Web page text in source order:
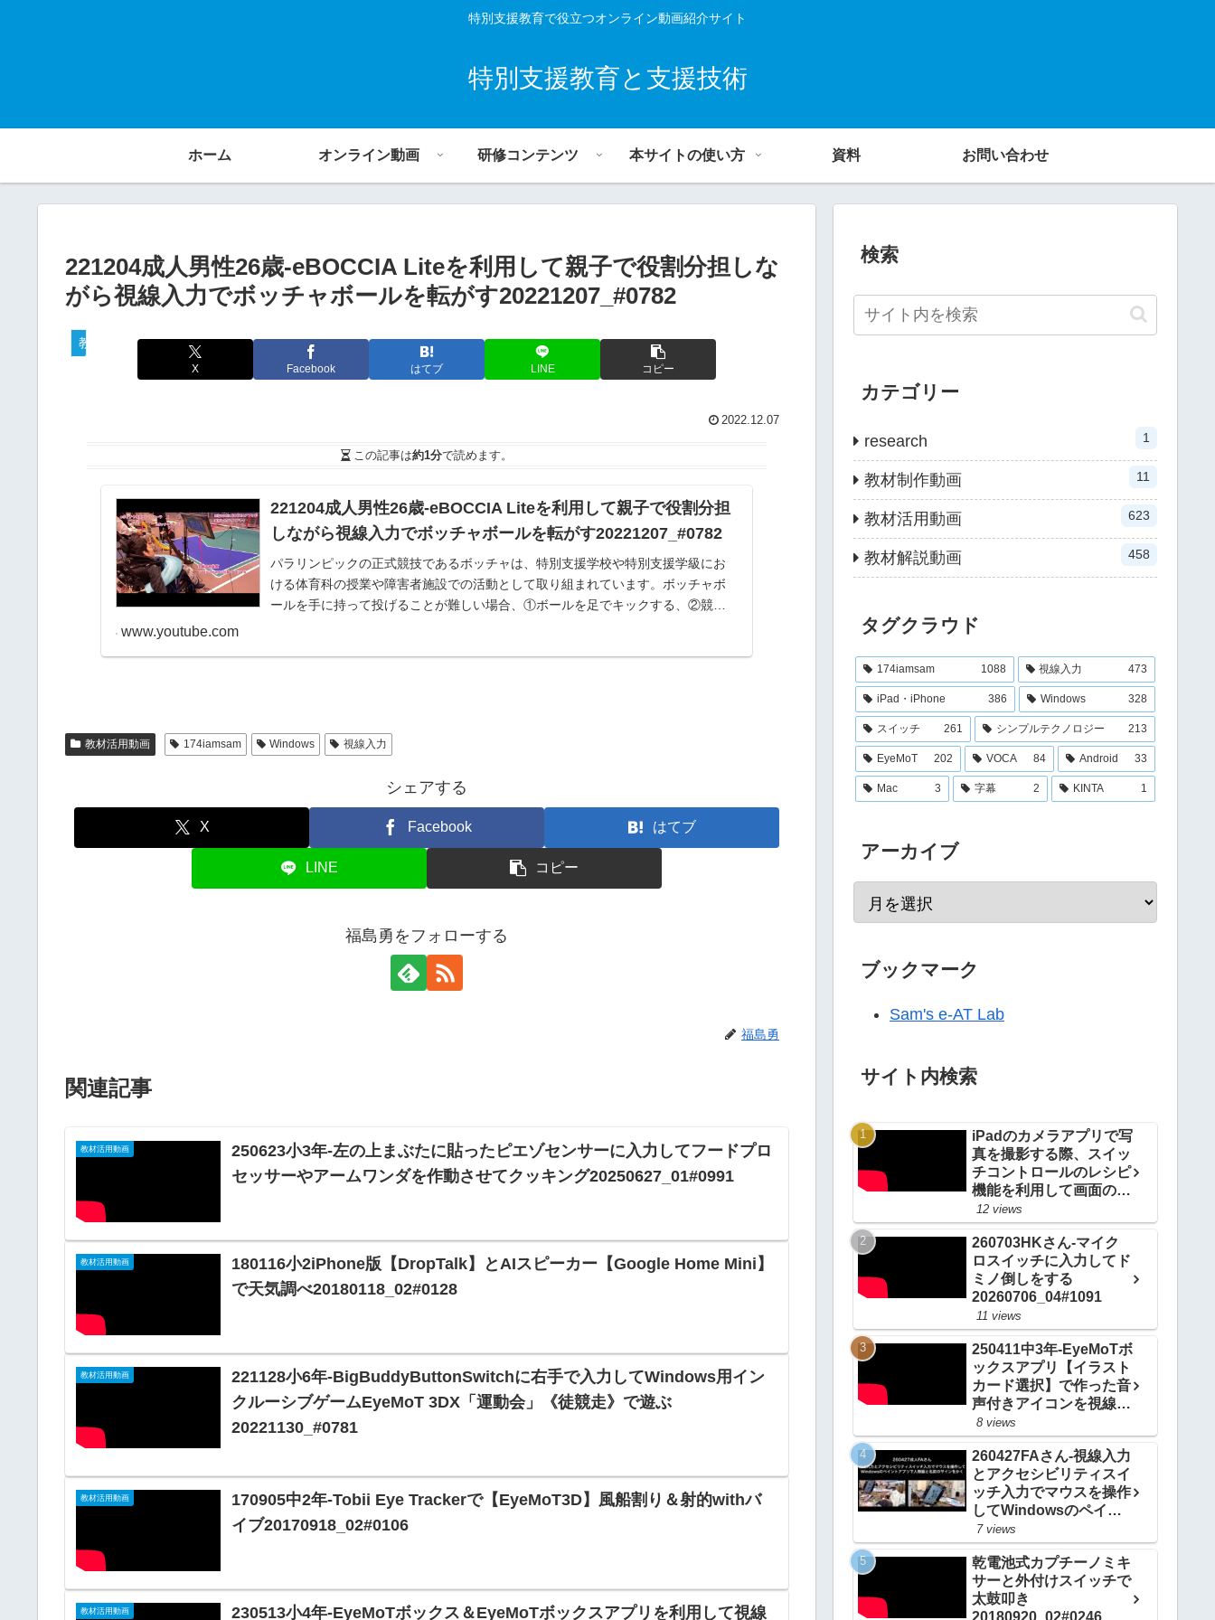
特別支援教育で役立つオンライン動画紹介サイト
特別支援教育と支援技術
ホーム オンライン動画 研修コンテンツ 本サイトの使い方 資料 お問い合わせ
221204成人男性26歳-eBOCCIA Liteを利用して親子で役割分担しな
がら視線入力でボッチャボールを転がす20221207_#0782
教材活用動画
X Facebook はてブ LINE コピー
2022.12.07
この記事は約1分で読めます。
221204成人男性26歳-eBOCCIA Liteを利用して親子で役割分担
しながら視線入力でボッチャボールを転がす20221207_#0782
パラリンピックの正式競技であるボッチャは、特別支援学校や特別支援学級にお
ける体育科の授業や障害者施設での活動として取り組まれています。ボッチャボ
ールを手に持って投げることが難しい場合、①ボールを足でキックする、②競技
www.youtube.com
教材活用動画 174iamsam Windows 視線入力
シェアする
X Facebook はてブ
LINE コピー
福島勇をフォローする
福島勇
関連記事
教材活用動画
250623小3年-左の上まぶたに貼ったピエゾセンサーに入力してフードプロ
セッサーやアームワンダを作動させてクッキング20250627_01#0991
教材活用動画
180116小2iPhone版【DropTalk】とAIスピーカー【Google Home Mini】
で天気調べ20180118_02#0128
教材活用動画
221128小6年-BigBuddyButtonSwitchに右手で入力してWindows用イン
クルーシブゲームEyeMoT 3DX「運動会」《徒競走》で遊ぶ
20221130_#0781
教材活用動画
170905中2年-Tobii Eye Trackerで【EyeMoT3D】風船割り＆射的withバ
イブ20170918_02#0106
教材活用動画
230513小4年-EyeMoTボックス＆EyeMoTボックスアプリを利用して視線
検索
カテゴリー
research 1
教材制作動画 11
教材活用動画 623
教材解説動画 458
タグクラウド
174iamsam 1088 視線入力 473
iPad・iPhone 386 Windows 328
スイッチ 261 シンプルテクノロジー 213
EyeMoT 202 VOCA 84 Android 33
Mac 3 字幕 2 KINTA 1
アーカイブ
ブックマーク
Sam's e-AT Lab
サイト内検索
iPadのカメラアプリで写
真を撮影する際、スイッ
チコントロールのレシピ
機能を利用して画面のど
こをタップしてもシャッ
ターをきる方法
20200924_#0514
12 views
260703HKさん-マイク
ロスイッチに入力してド
ミノ倒しをする
20260706_04#1091
11 views
250411中3年-EyeMoTボ
ックスアプリ【イラスト
カード選択】で作った音
声付きアイコンを視線入
力で選択して自分の意思
を伝える
20250412_#0967
8 views
260427FAさん-視線入力
とアクセシビリティスイ
ッチ入力でマウスを操作
してWindowsのペイン
トアプリで人物画と名前
のサインをかく
20260503_ #1081
7 views
乾電池式カプチーノミキ
サーと外付けスイッチで
太鼓叩き